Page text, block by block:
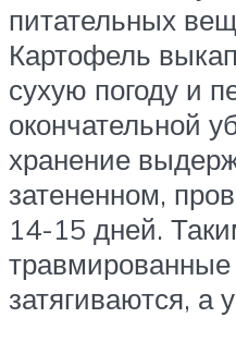
питательных
Картофель
сухую погоду и
окончательной
хранение
затененном,
14-15 дней.
затягиваются, а